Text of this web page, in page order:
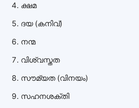
ക്ഷമ
ദയ (കനിവ്)
നന്മ
വിശ്വസ്തത
സൗമ്യത (വിനയം)
സഹനശക്തി